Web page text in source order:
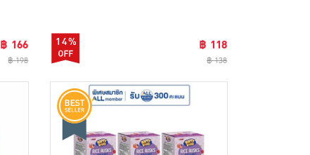
฿ 166
฿ 198
14% ฿ 118
฿ 138